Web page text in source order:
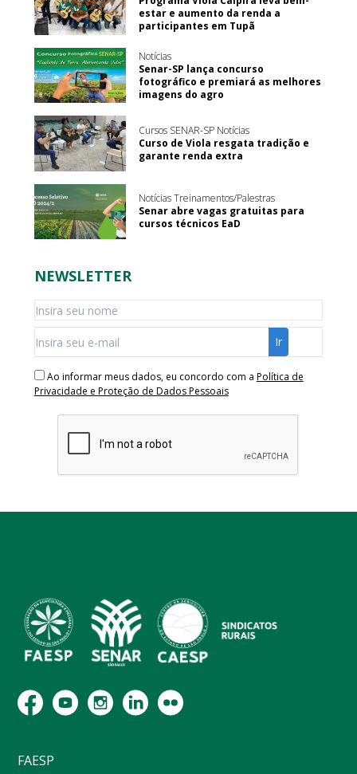
estar e aumento da renda a
participantes em Tupã
Notícias
Senar-SP lança concurso
fotográfico e premiará as melhores
imagens do agro
Cursos SENAR-SP Notícias
Curso de Viola resgata tradição e
garante renda extra
Notícias Treinamentos/Palestras
Senar abre vagas gratuitas para
cursos técnicos EaD
NEWSLETTER
Ao informar meus dados, eu concordo com a Política de
Privacidade e Proteção de Dados Pessoais
FAESP